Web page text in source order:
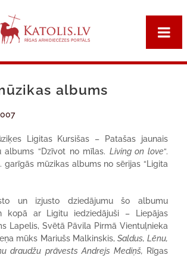
albums
Ligitas Kursišas – Patašas jaunais
albums “Dzīvot no mīlas. Living on love“.
garīgās mūzikas albums no sērijas “Ligita
un izjusto dziedājumu šo albumu
kopā ar Ligitu iedziedājuši – Liepājas
Lapelis, Svētā Pāvila Pirmā Vientuļnieka
mūks Mariušs Malkinskis,Saldus, Lēnu,
draudžu prāvests Andrejs Mediņš, Rīgas